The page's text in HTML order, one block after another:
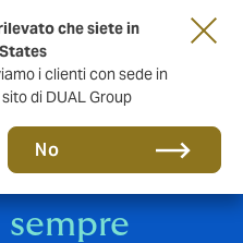
che siete in
i clienti con sede in
di DUAL Group
No
Italia